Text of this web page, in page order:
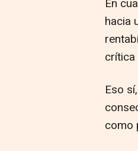
En
hacia
crítica
Eso
como